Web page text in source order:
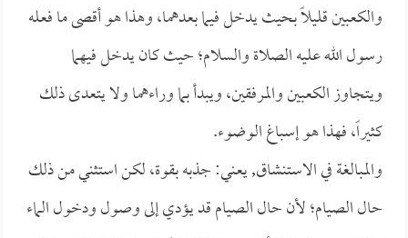
والكعبين قليلاً بحيث يدخل فيما بعدهما، وهذا هو أقصى ما فعله
رسول الله عليه الصلاة والسلام؛ حيث كان يدخل فيهما
ويتجاوز الكعبين والمرفقين، ويبدأ بما وراءهما ولا يتعدى ذلك
كثيراً، فهذا هو إسباغ الوضوء.
والمبالغة في الاستنشاق, يعني: جذبه بقوة، لكن استثني من ذلك
حال الصيام؛ لأن حال الصيام قد يؤدي إلى وصول ودخول الماء